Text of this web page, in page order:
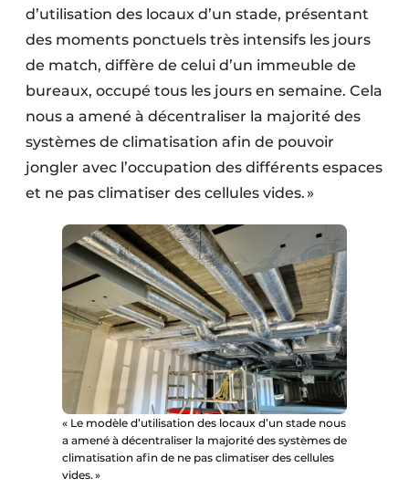
d’utilisation des locaux d’un stade, présentant
des moments ponctuels très intensifs les jours
de match, diffère de celui d’un immeuble de
bureaux, occupé tous les jours en semaine. Cela
nous a amené à décentraliser la majorité des
systèmes de climatisation afin de pouvoir
jongler avec l’occupation des différents espaces
et ne pas climatiser des cellules vides. »
« Le modèle d’utilisation des locaux d’un stade nous
a amené à décentraliser la majorité des systèmes de
climatisation afin de ne pas climatiser des cellules
vides. »